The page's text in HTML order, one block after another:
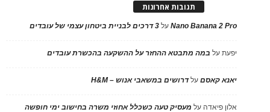
תגובות אחרונות
Nano Banana 2 Proעל 3 דרכים לבניית ביטחון עצמי של עובדים
יפעתעל במה מתבטא ההחזר על ההשקעה בהכשרת עובדים
יאנא קאסםעלדרושים במשאבי אנוש – H&M
אלון פיאדה על מעסיק טעה כשכלל אחוזי משרה בחישוב ימי חופשה